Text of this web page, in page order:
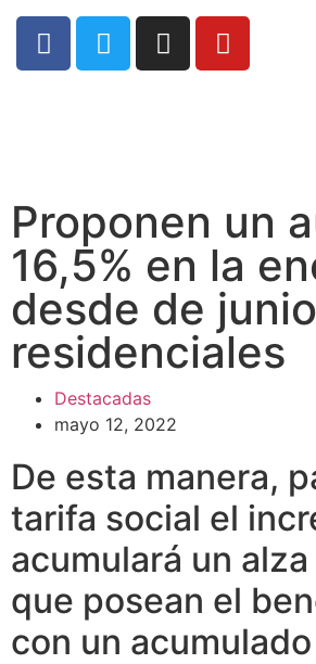
Proponen un
16,5% en la
desde de
residenciales
Destacadas
mayo 12, 2022
De esta manera,
tarifa social el
acumulará un
que posean el
con un